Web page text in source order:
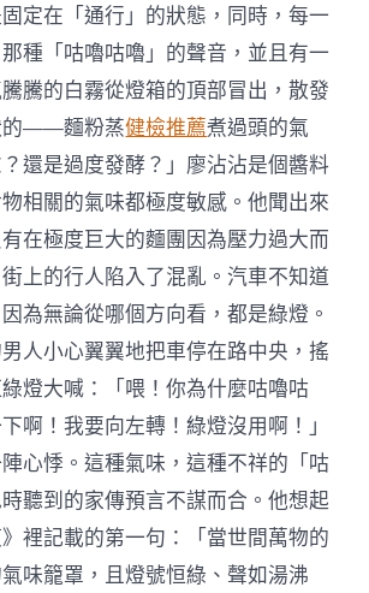
定在「通行」的狀態，同時，每一
種「咕嚕咕嚕」的聲音，並且有一
騰的白霧從燈箱的頂部冒出，散發
的——麵粉蒸健檢推薦煮過頭的氣
還是過度發酵？」廖沾沾是個醬料
相關的氣味都極度敏感。他聞出來
在極度巨大的麵團因為壓力過大而
上的行人陷入了混亂。汽車不知道
為無論從哪個方向看，都是綠燈。
人小心翼翼地把車停在路中央，搖
燈大喊：「喂！你為什麼咕嚕咕
啊！我要向左轉！綠燈沒用啊！」
心悸。這種氣味，這種不祥的「咕
聽到的家傳預言不謀而合。他想起
裡記載的第一句：「當世間萬物的
味籠罩，且燈號恒綠、聲如湯沸